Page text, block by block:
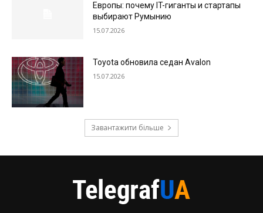
Европы: почему IT-гиганты и стартапы
выбирают Румынию
15.07.2026
Toyota обновила седан Avalon
15.07.2026
Завантажити більше